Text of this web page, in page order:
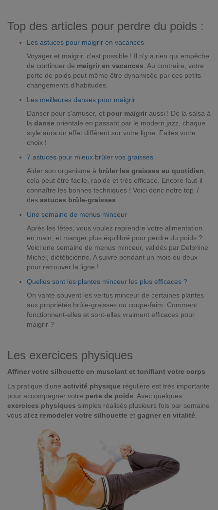
Top des articles pour perdre du poids :
Les astuces pour maigrir en vacances
Voyager et maigrir, c'est possible ! Il n'y a rien qui empêche
de continuer de maigrir en vacances . Au contraire, votre
perte de poids peut même être dynamisée par ces petits
changements d'habitudes.
Les meilleures danses pour maigrir
Danser pour s'amuser, et pour maigrir aussi ! De la salsa à
la danse orientale en passant par le modern jazz, chaque
style aura un effet différent sur votre ligne. Faites votre
choix !
7 astuces pour mieux brûler vos graisses
Aider son organisme à brûler les graisses au quotidien
cela peut être facile, rapide et très efficace. Encore faut-il
connaître les bonnes techniques ! Voici donc notre top 7
des astuces brûle-graisses
Une semaine de menus minceur
Après les fêtes, vous voulez reprendre votre alimentation
en main, et manger plus équilibré pour perdre du poids ?
Voici une semaine de menus minceur, validés par Delphine
Michel, diététicienne. A suivre pendant un mois ou deux
pour retrouver la ligne !
Quelles sont les plantes minceur les plus efficaces ?
On vante souvent les vertus minceur de certaines plantes
aux propriétés brûle-graisses ou coupe-faim. Comment
fonctionnent-elles et sont-elles vraiment efficaces pour
maigrir ?
Les exercices physiques
Affiner votre silhouette en musclant et tonifiant votre corps
La pratique d'une activité physique régulière est très importante
pour accompagner votre perte de poids . Avec quelques
exercices physiques simples réalisés plusieurs fois par semaine
vous allez remodeler votre silhouette et gagner en vitalité